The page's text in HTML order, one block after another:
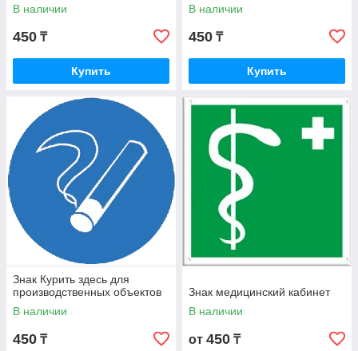
В наличии
450 ₸
Купить
В наличии
450 ₸
Купить
Знак Курить здесь для
производственных объектов
В наличии
450 ₸
Знак медицинский кабинет
В наличии
от 450 ₸